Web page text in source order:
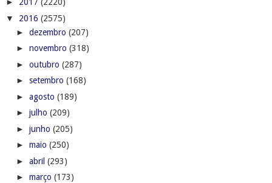
▼ 2016 (2575)
► dezembro (207)
► novembro (318)
► outubro (287)
► setembro (168)
► agosto (189)
► julho (209)
► junho (205)
► maio (250)
► abril (293)
► março (173)